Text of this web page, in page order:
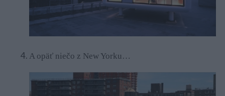
A opäť niečo z New Yorku…